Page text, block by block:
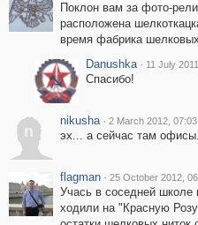
Поклон вам за фото-
расположена
время фабрика
Danushka · 11 July
Спасибо!
n
nikusha · 2 March 2012, 07:03
эх... а сейчас там
flagman · 25 October 2012,
Учась в соседней школе
ходили на "Красную